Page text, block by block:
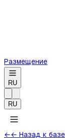
Размещение
RU
RU
←← Назад к